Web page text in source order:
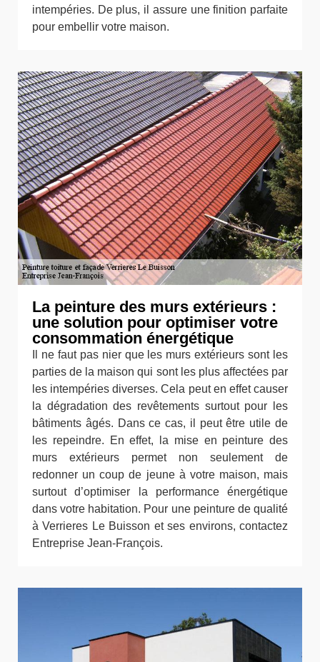
intempéries. De plus, il assure une finition parfaite
pour embellir votre maison.
La peinture des murs extérieurs :
une solution pour optimiser votre
consommation énergétique
Il ne faut pas nier que les murs extérieurs sont les
parties de la maison qui sont les plus affectées par
les intempéries diverses. Cela peut en effet causer
la dégradation des revêtements surtout pour les
bâtiments âgés. Dans ce cas, il peut être utile de
les repeindre. En effet, la mise en peinture des
murs extérieurs permet non seulement de
redonner un coup de jeune à votre maison, mais
surtout d’optimiser la performance énergétique
dans votre habitation. Pour une peinture de qualité
à Verrieres Le Buisson et ses environs, contactez
Entreprise Jean-François.